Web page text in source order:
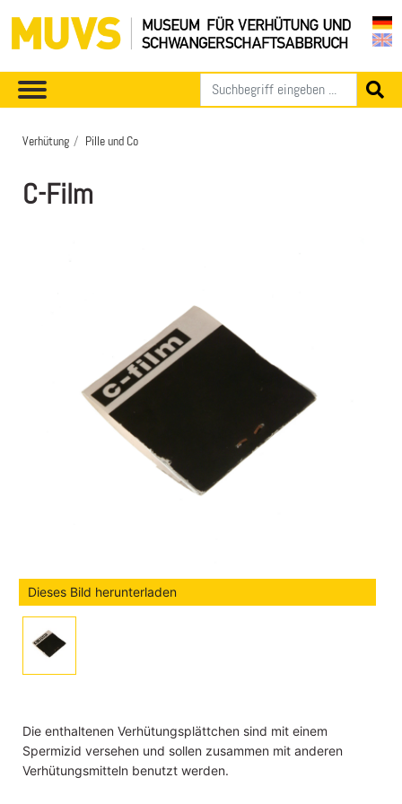
Verhütung Pille und Co
C-Film
Dieses Bild herunterladen
Die enthaltenen Verhütungsplättchen sind mit einem
Spermizid versehen und sollen zusammen mit anderen
Verhütungsmitteln benutzt werden.